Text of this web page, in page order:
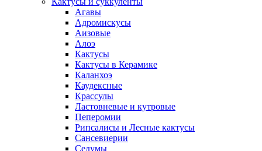
Агавы
Адромискусы
Аизовые
Алоэ
Кактусы
Кактусы в Керамике
Каланхоэ
Каудексные
Крассулы
Ластовневые и кутровые
Пеперомии
Рипсалисы и Лесные кактусы
Сансевиерии
Седумы